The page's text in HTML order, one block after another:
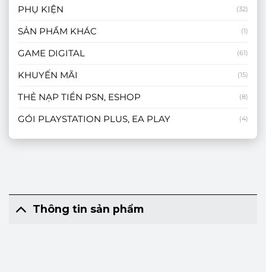
PHỤ KIỆN (32)
SẢN PHẨM KHÁC (1)
GAME DIGITAL (61)
KHUYẾN MÃI (15)
THẺ NẠP TIỀN PSN, ESHOP (8)
GÓI PLAYSTATION PLUS, EA PLAY (4)
Thông tin sản phẩm